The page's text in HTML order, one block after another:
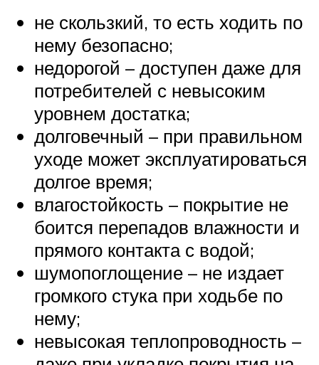
не скользкий, то есть ходить по
нему безопасно;
недорогой – доступен даже для
потребителей с невысоким
уровнем достатка;
долговечный – при правильном
уходе может эксплуатироваться
долгое время;
влагостойкость – покрытие не
боится перепадов влажности и
прямого контакта с водой;
шумопоглощение – не издает
громкого стука при ходьбе по
нему;
невысокая теплопроводность –